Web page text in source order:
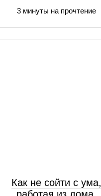
3 минуты на прочтение
Как не сойти с ума,